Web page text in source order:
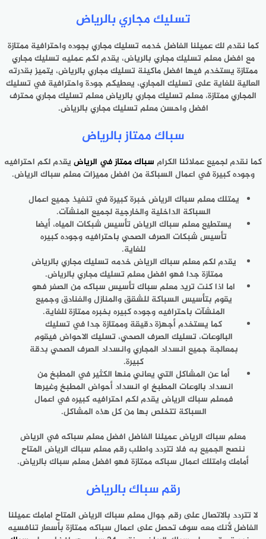
تسليك مجاري بالرياض
كما نقدم لك عميلنا الفاضل خدمه تسليك مجاري بجوده واحترافية ممتازة
مع افضل معلم تسليك مجاري بالرياض، يقدم لكم عمليه تسليك مجاري
ممتازة يستخدم فيها افضل ماكينة تسليك مجاري بالرياض، يتميز بقدرته
العالية للغاية على تسليك المجاري، يعطيكم جودة واحترافية في تسليك
المجاري ممتازة، معلم تسليك مجاري بالرياض معلم تسليك مجاري محترف
افضل واحسن معلم تسليك مجاري بالرياض.
سباك ممتاز بالرياض
كما نقدم لجميع عملائنا الكرام سباك ممتاز في الرياض يقدم لكم احترافيه
وجوده كبيرة في اعمال السباكة من افضل مميزات معلم سباك الرياض.
يمتلك معلم سباك الرياض خبرة كبيرة في تنفيذ جميع اعمال
السباكة الداخلية والخارجية لجميع المنشآت.
يستطيع معلم سباك الرياض تأسيس شبكات المياه، أيضا
تأسيس شبكات الصرف الصحي باحترافيه وجوده كبيره
للغاية.
يقدم لكم معلم سباك الرياض خدمه تسليك مجاري بالرياض
ممتازة جدا فهو افضل معلم تسليك مجاري بالرياض.
اما اذا كنت تريد معلم سباك تأسيس سباكه من الصفر فهو
يقوم بتأسيس السباكة للشقق والمنازل والفنادق وجميع
المنشآت باحترافيه وجوده كبيره بخبره ممتازة للغاية.
كما يستخدم أجهزة دقيقة وممتازة جدا في تسليك
البالوعات، تسليك الصرف الصحي، تسليك الاحواض فيقوم
بمعالجة جميع انسداد المجاري وانسداد الصرف الصحي بدقة
كبيرة.
أما عن المشاكل التي يعاني منها الكثير في المطبخ من
انسداد بالوعات المطبخ او انسداد أحواض المطبخ وغيرها
فمعلم سباك الرياض يقدم لكم احترافيه كبيره في اعمال
السباكة تتخلص بها من كل هذه المشاكل.
معلم سباك الرياض عميلنا الفاضل افضل معلم سباكه في الرياض
ننصح الجميع به فلا تتردد واطلب رقم معلم سباك الرياض المتاح
أمامك وامتلك اعمال سباكه ممتازة فهو افضل معلم سباك بالرياض.
رقم سباك بالرياض
لا تتردد بالاتصال على رقم جوال معلم سباك الرياض المتاح امامك عميلنا
الفاضل لأنك معه سوف تحصل على اعمال سباكه ممتازة بأسعار تنافسيه